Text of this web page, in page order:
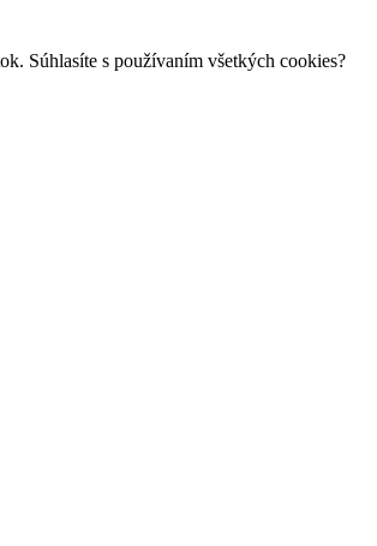
Súhlasíte s používaním všetkých cookies?